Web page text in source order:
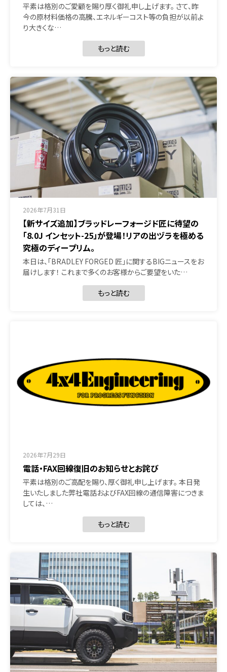
平素は格別のご愛顧を賜り厚く御礼申し上げます。 さて、昨
今の原材料価格の高騰、エネルギーコスト等の負担が以前よ
り大きくな…
もっと読む
2026年7月31日
【新サイズ追加】ブラッドレーフォージド匠に待望の
「8.0J インセット-25」が登場！リアの出ヅラを極める
究極のディープリム。
本日は、「BRADLEY FORGED 匠」に関するBIGニュースをお
届けします！ これまで多くのお客様からご要望をいた…
もっと読む
2026年7月29日
電話・FAX回線復旧のお知らせとお詫び
平素は格別のご高配を賜り、厚く御礼申し上げます。 本日発
生いたしました弊社電話およびFAX回線の通信障害につきま
しては、…
もっと読む